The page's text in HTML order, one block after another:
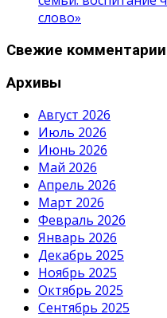
слово»
Свежие комментарии
Архивы
Август 2026
Июль 2026
Июнь 2026
Май 2026
Апрель 2026
Март 2026
Февраль 2026
Январь 2026
Декабрь 2025
Ноябрь 2025
Октябрь 2025
Сентябрь 2025